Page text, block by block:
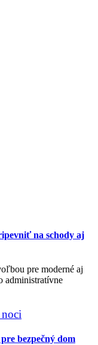
na schody aj
pre moderné aj
administratívne
bezpečný dom